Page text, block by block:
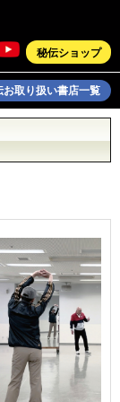
秘伝ショップ
お取り扱い書店一覧